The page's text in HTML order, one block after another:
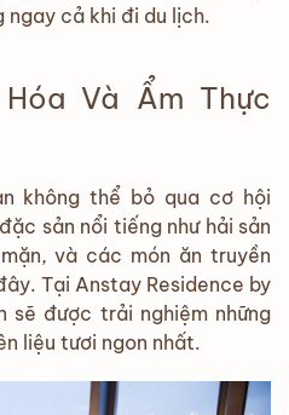
ngay cả khi đi du lịch.
Và Ẩm Thực
không thể bỏ qua cơ hội
sản nổi tiếng như hải sản
và các món ăn truyền
Tại Anstay Residence by
sẽ được trải nghiệm những
liệu tươi ngon nhất.